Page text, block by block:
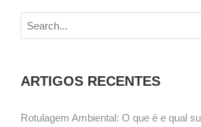
ARTIGOS RECENTES
Rotulagem Ambiental: O que é e qual